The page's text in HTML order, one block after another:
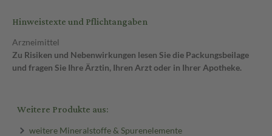
Hinweistexte und Pflichtangaben
Arzneimittel
Zu Risiken und Nebenwirkungen lesen Sie die Packungsbeilage
und fragen Sie Ihre Ärztin, Ihren Arzt oder in Ihrer Apotheke.
Weitere Produkte aus:
weitere Mineralstoffe & Spurenelemente